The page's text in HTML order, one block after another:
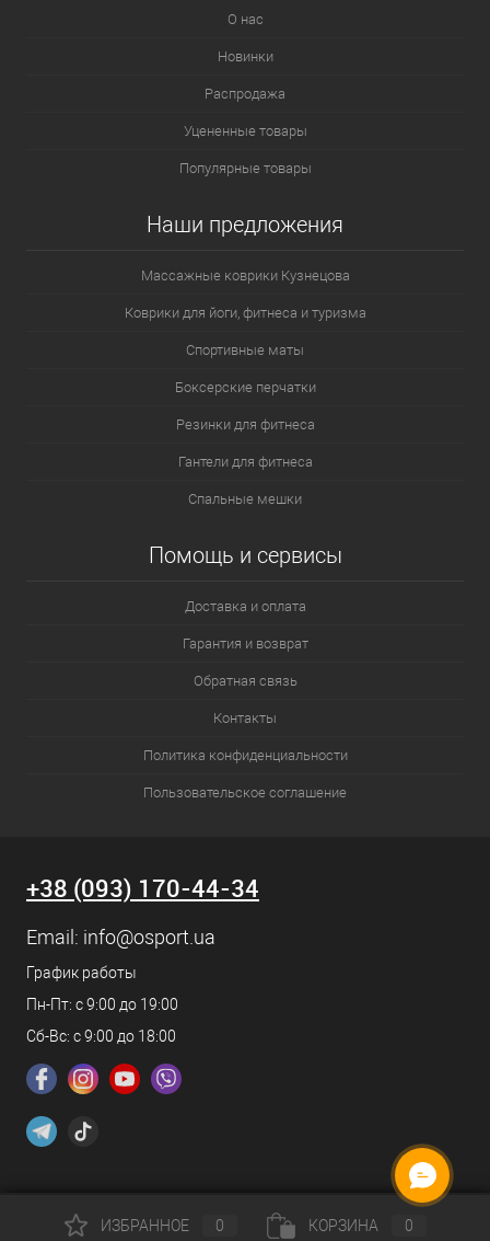
О нас
Новинки
Распродажа
Уцененные товары
Популярные товары
Наши предложения
Массажные коврики Кузнецова
Коврики для йоги, фитнеса и туризма
Спортивные маты
Боксерские перчатки
Резинки для фитнеса
Гантели для фитнеса
Спальные мешки
Помощь и сервисы
Доставка и оплата
Гарантия и возврат
Обратная связь
Контакты
Политика конфиденциальности
Пользовательское соглашение
+38 (093) 170-44-34
Email: info@osport.ua
График работы
Пн-Пт: с 9:00 до 19:00
Сб-Вс: с 9:00 до 18:00
ИЗБРАННОЕ 0 КОРЗИНА 0